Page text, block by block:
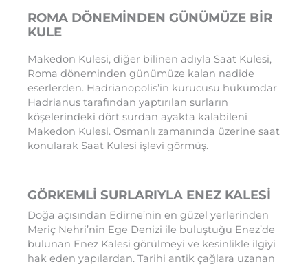
ROMA DÖNEMİNDEN GÜNÜMÜZE BİR
KULE
Makedon Kulesi, diğer bilinen adıyla Saat Kulesi,
Roma döneminden günümüze kalan nadide
eserlerden. Hadrianopolis’in kurucusu hükümdar
Hadrianus tarafından yaptırılan surların
köşelerindeki dört surdan ayakta kalabileni
Makedon Kulesi. Osmanlı zamanında üzerine saat
konularak Saat Kulesi işlevi görmüş.
GÖRKEMLİ SURLARIYLA ENEZ KALESİ
Doğa açısından Edirne’nin en güzel yerlerinden
Meriç Nehri’nin Ege Denizi ile buluştuğu Enez’de
bulunan Enez Kalesi görülmeyi ve kesinlikle ilgiyi
hak eden yapılardan. Tarihi antik çağlara uzanan